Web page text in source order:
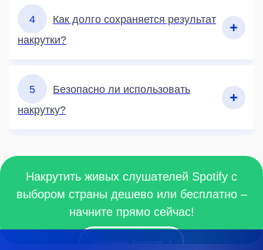
4
Как долго сохраняется результат
накрутки?
5
Безопасно ли использовать
накрутку?
Накрутить живых слушателей Spotify с
выбором страны дешево или бесплатно –
начните прямо сейчас!
Попробовать бесплатно